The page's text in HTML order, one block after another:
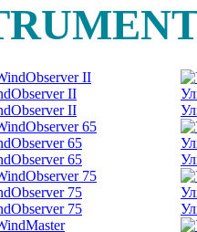
II
II
65
65
75
75